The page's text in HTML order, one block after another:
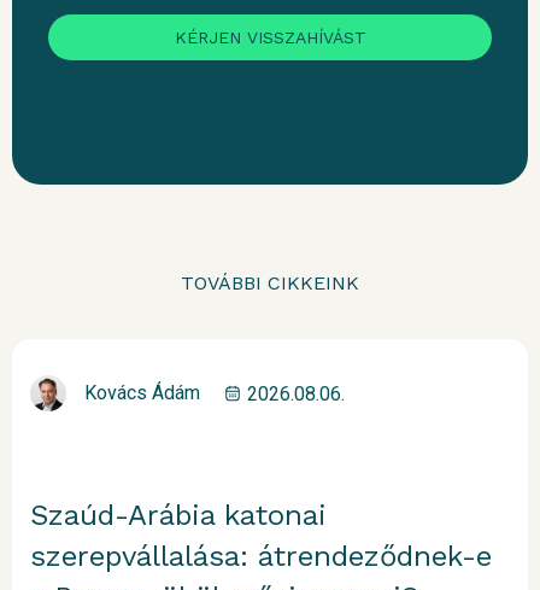
KÉRJEN VISSZAHÍVÁST
TOVÁBBI CIKKEINK
Kovács Ádám 2026.08.06.
Szaúd-Arábia katonai
szerepvállalása: átrendeződnek-e